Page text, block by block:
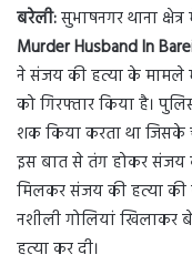
बरेली:सुभाषनगर थाना
Murder Husband In
ने संजय की हत्या के मामले
को गिरफ्तार किया है।
शक किया करता था जिसके
इस बात से तंग होकर संजय
मिलकर संजय की हत्या की
नशीली गोलियां खिलाकर
हत्या कर दी।